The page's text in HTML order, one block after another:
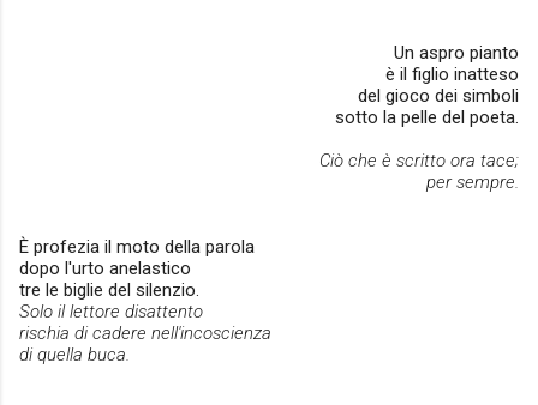
Un aspro pianto
è il figlio inatteso
del gioco dei simboli
sotto la pelle del poeta.
Ciò che è scritto ora tace;
per sempre.
È profezia il moto della parola
dopo l'urto anelastico
tre le biglie del silenzio.
Solo il lettore disattento
rischia di cadere nell'incoscienza
di quella buca.